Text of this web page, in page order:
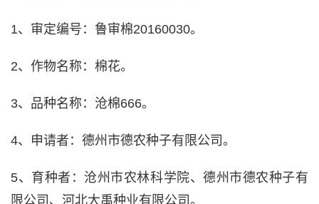
1、审定编号：鲁审棉20160030。
2、作物名称：棉花。
3、品种名称：沧棉666。
4、申请者：德州市德农种子有限公司。
5、育种者：沧州市农林科学院、德州市德农种子有
限公司、河北大禹种业有限公司。